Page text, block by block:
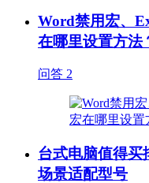
Word禁用宏、
在哪里设置方法
问答 2
台式电脑值得买
场景适配型号